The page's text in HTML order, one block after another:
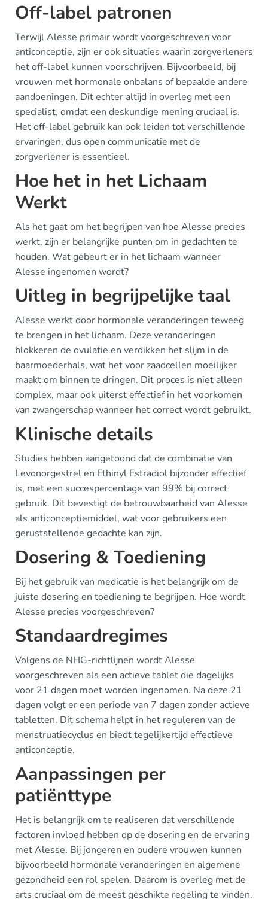
Off-label patronen
Terwijl Alesse primair wordt voorgeschreven voor
anticonceptie, zijn er ook situaties waarin zorgverleners
het off-label kunnen voorschrijven. Bijvoorbeeld, bij
vrouwen met hormonale onbalans of bepaalde andere
aandoeningen. Dit echter altijd in overleg met een
specialist, omdat een deskundige mening cruciaal is.
Het off-label gebruik kan ook leiden tot verschillende
ervaringen, dus open communicatie met de
zorgverlener is essentieel.
Hoe het in het Lichaam
Werkt
Als het gaat om het begrijpen van hoe Alesse precies
werkt, zijn er belangrijke punten om in gedachten te
houden. Wat gebeurt er in het lichaam wanneer
Alesse ingenomen wordt?
Uitleg in begrijpelijke taal
Alesse werkt door hormonale veranderingen teweeg
te brengen in het lichaam. Deze veranderingen
blokkeren de ovulatie en verdikken het slijm in de
baarmoederhals, wat het voor zaadcellen moeilijker
maakt om binnen te dringen. Dit proces is niet alleen
complex, maar ook uiterst effectief in het voorkomen
van zwangerschap wanneer het correct wordt gebruikt.
Klinische details
Studies hebben aangetoond dat de combinatie van
Levonorgestrel en Ethinyl Estradiol bijzonder effectief
is, met een succespercentage van 99% bij correct
gebruik. Dit bevestigt de betrouwbaarheid van Alesse
als anticonceptiemiddel, wat voor gebruikers een
geruststellende gedachte kan zijn.
Dosering & Toediening
Bij het gebruik van medicatie is het belangrijk om de
juiste dosering en toediening te begrijpen. Hoe wordt
Alesse precies voorgeschreven?
Standaardregimes
Volgens de NHG-richtlijnen wordt Alesse
voorgeschreven als een actieve tablet die dagelijks
voor 21 dagen moet worden ingenomen. Na deze 21
dagen volgt er een periode van 7 dagen zonder actieve
tabletten. Dit schema helpt in het reguleren van de
menstruatiecyclus en biedt tegelijkertijd effectieve
anticonceptie.
Aanpassingen per
patiënttype
Het is belangrijk om te realiseren dat verschillende
factoren invloed hebben op de dosering en de ervaring
met Alesse. Bij jongeren en oudere vrouwen kunnen
bijvoorbeeld hormonale veranderingen en algemene
gezondheid een rol spelen. Daarom is overleg met de
arts cruciaal om de meest geschikte regeling te vinden.